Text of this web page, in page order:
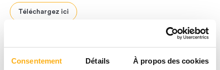
Consentement Détails À propos des cookies
Téléchargez ici